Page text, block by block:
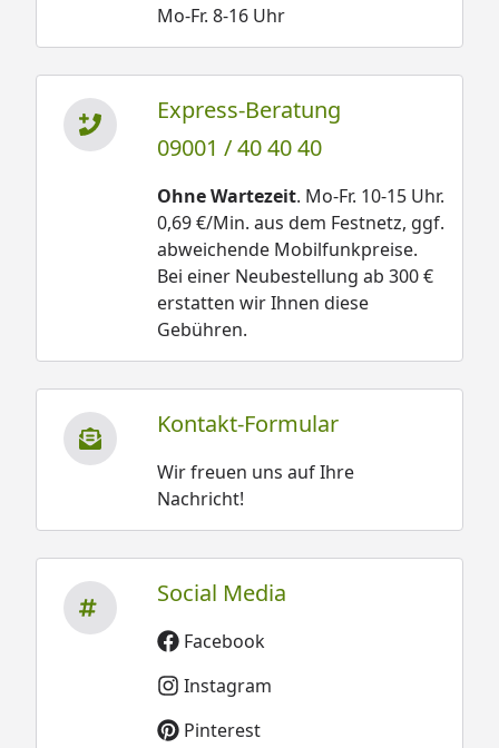
Mo-Fr. 8-16 Uhr
Express-Beratung
09001 / 40 40 40
Ohne Wartezeit. Mo-Fr. 10-15 Uhr.
0,69 €/Min. aus dem Festnetz, ggf.
abweichende Mobilfunkpreise.
Bei einer Neubestellung ab 300 €
erstatten wir Ihnen diese
Gebühren.
Kontakt-Formular
Wir freuen uns auf Ihre
Nachricht!
Social Media
Facebook
Instagram
Pinterest